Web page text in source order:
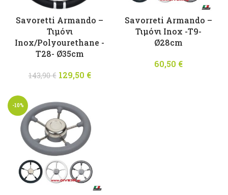
Savoretti Armando –
Τιμόνι
Inox/Polyourethane -
T28- Ø35cm
143,90€
Original
129,50 €
Savorreti Armando –
Τιμόνι Inox -T9-
Ø28cm
60,50 €
-10%